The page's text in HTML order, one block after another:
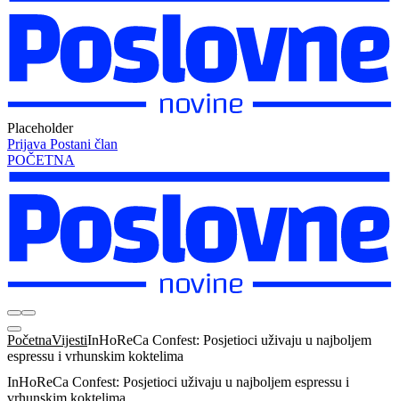
Placeholder
Prijava Postani član
POČETNA
PočetnaVijestiInHoReCa Confest: Posjetioci uživaju u najboljem
espressu i vrhunskim koktelima
InHoReCa Confest: Posjetioci uživaju u najboljem espressu i
vrhunskim koktelima